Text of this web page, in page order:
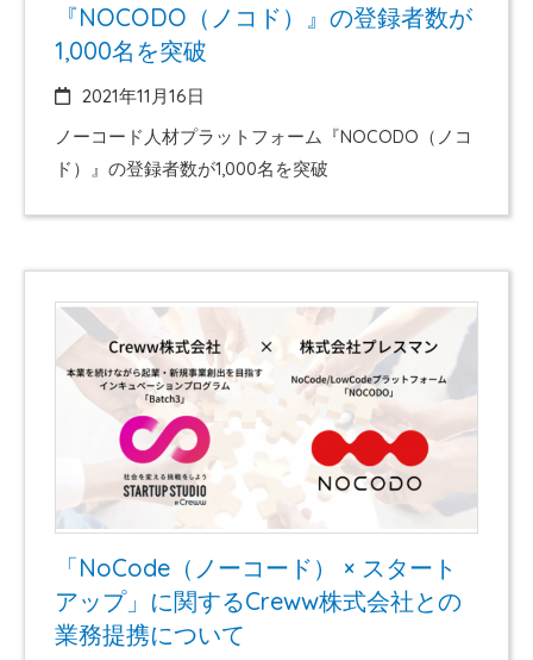
『NOCODO（ノコド）』の登録者数が
1,000名を突破
2021年11月16日
ノーコード人材プラットフォーム『NOCODO（ノコ
ド）』の登録者数が1,000名を突破
「NoCode（ノーコード） × スタート
アップ」に関するCreww株式会社との
業務提携について